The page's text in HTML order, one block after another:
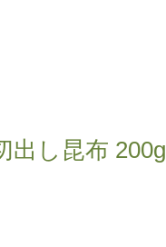
出し昆布 200g